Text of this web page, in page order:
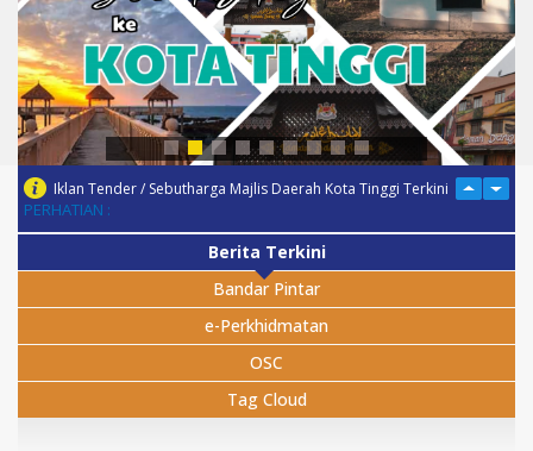
PERHATIAN :
Iklan Tender / Sebutharga Majlis Daerah Kota Tinggi Terkini
Berita Terkini
Bandar Pintar
e-Perkhidmatan
OSC
Tag Cloud